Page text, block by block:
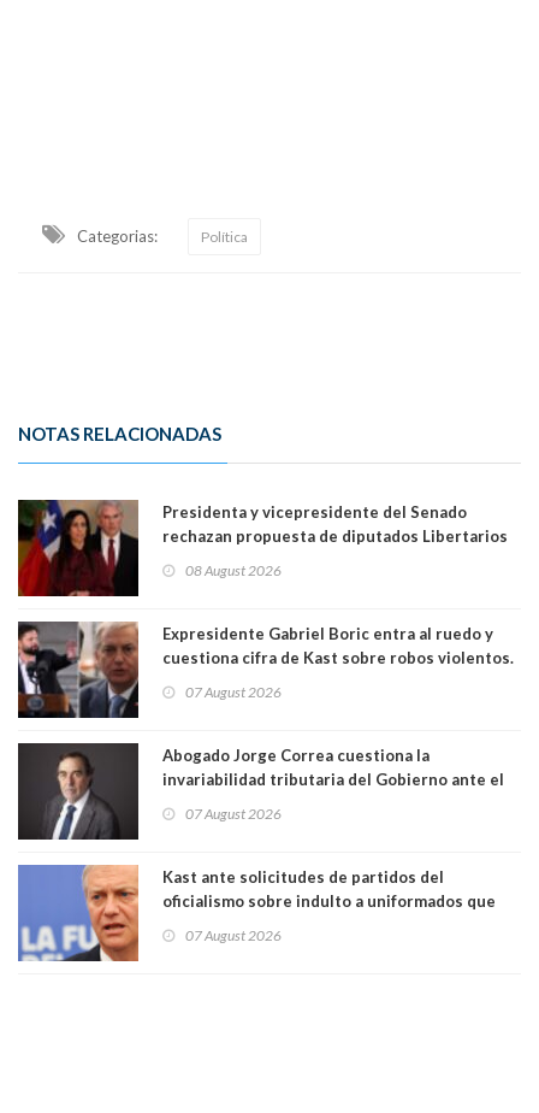
Categorias: Política
NOTAS RELACIONADAS
Presidenta y vicepresidente del Senado
rechazan propuesta de diputados Libertarios
"Constituye un camino equivocado"
08 August 2026
Expresidente Gabriel Boric entra al ruedo y
cuestiona cifra de Kast sobre robos violentos.
07 August 2026
Abogado Jorge Correa cuestiona la
invariabilidad tributaria del Gobierno ante el
democracia” y "defendemos la alternancia en el
07 August 2026
Kast ante solicitudes de partidos del
oficialismo sobre indulto a uniformados que
07 August 2026